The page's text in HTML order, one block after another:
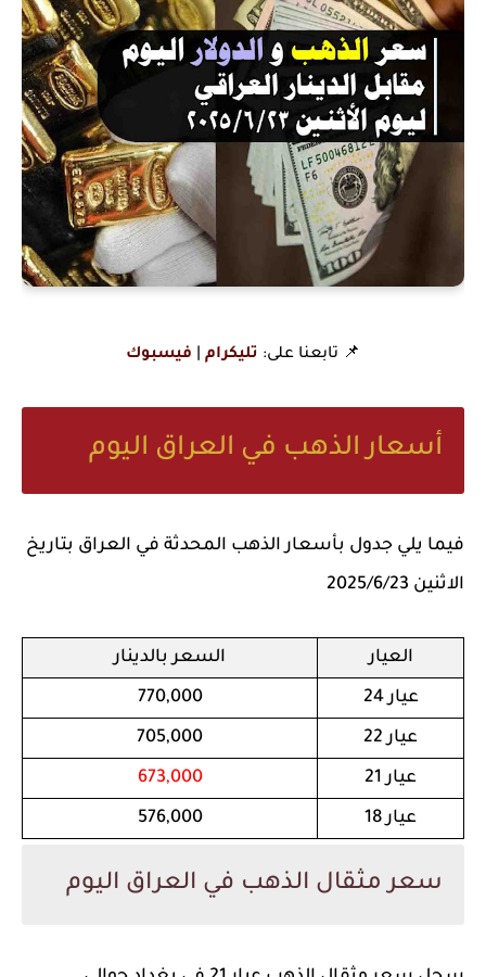
📌 تابعنا على: تليكرام | فيسبوك
أسعار الذهب في العراق اليوم
فيما يلي جدول بأسعار الذهب المحدثة في العراق بتاريخ
الاثنين 2025/6/23
العيار السعر بالدينار
عيار 24 770,000
عيار 22 705,000
عيار 21 673,000
عيار 18 576,000
سعر مثقال الذهب في العراق اليوم